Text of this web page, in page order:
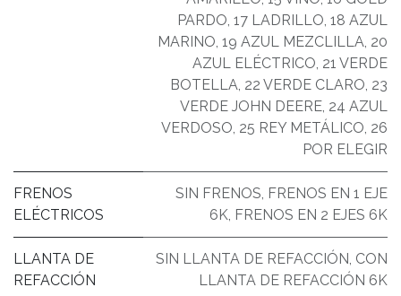
PARDO, 17 LADRILLO, 18 AZUL
MARINO, 19 AZUL MEZCLILLA, 20
AZUL ELÉCTRICO, 21 VERDE
BOTELLA, 22 VERDE CLARO, 23
VERDE JOHN DEERE, 24 AZUL
VERDOSO, 25 REY METÁLICO, 26
POR ELEGIR
FRENOS
ELÉCTRICOS
SIN FRENOS, FRENOS EN 1 EJE
6K, FRENOS EN 2 EJES 6K
LLANTA DE
REFACCIÓN
SIN LLANTA DE REFACCIÓN, CON
LLANTA DE REFACCIÓN 6K